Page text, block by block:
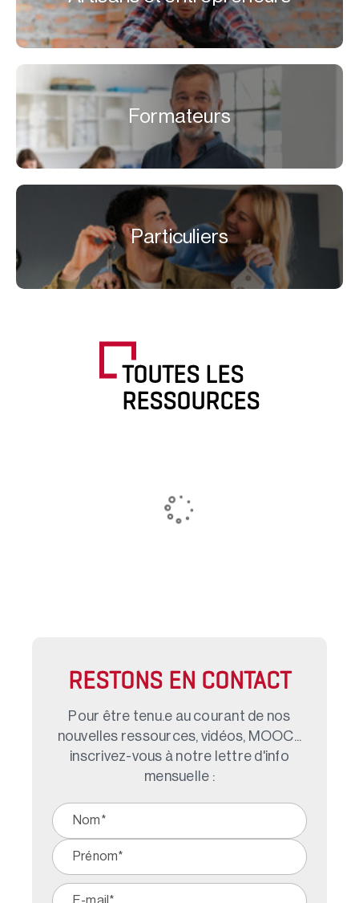
Formateurs
Particuliers
TOUTES LES
RESSOURCES
RESTONS EN CONTACT
Pour être tenu.e au courant de nos
nouvelles ressources, vidéos, MOOC...
inscrivez-vous à notre lettre d'info
mensuelle :